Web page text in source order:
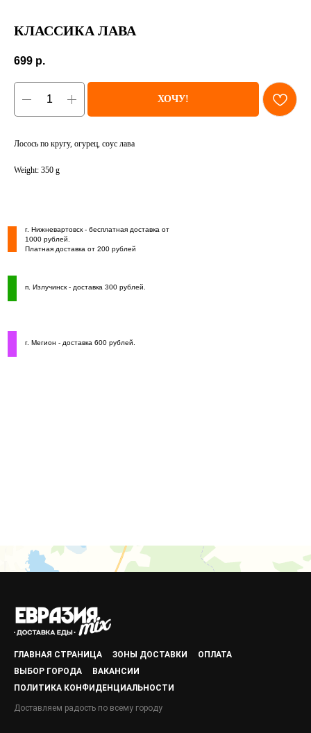
КЛАССИКА ЛАВА
699 р.
ХОЧУ!
Лосось по кругу, огурец, соус лава
Weight: 350 g
г. Мегион - доставка 600 рублей.
п. Излучинск - доставка 300 рублей.
г. Нижневартовск - бесплатная доставка от
1000 рублей.
Платная доставка от 200 рублей
ГЛАВНАЯ СТРАНИЦА ЗОНЫ ДОСТАВКИ
ОПЛАТА
ВЫБОР ГОРОДА
ВАКАНСИИ
ПОЛИТИКА КОНФИДЕНЦИАЛЬНОСТИ
Доставляем радость по всему городу